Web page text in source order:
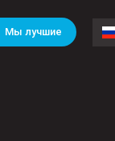
Мы лучшие
BMW
Mercedes Benz